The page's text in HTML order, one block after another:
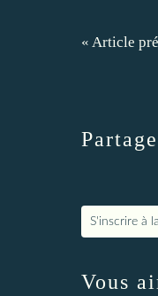
« Article
S'inscrire à
Vous